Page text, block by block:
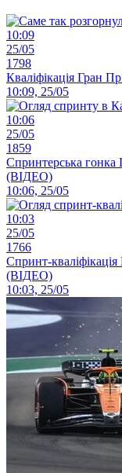
10:09
25/05
1798
Кваліфікація Гран
10:09, 25/05
10:06
25/05
1859
Спринтерська
(ВІДЕО)
10:06, 25/05
10:03
25/05
1766
Спринт-
(ВІДЕО)
10:03, 25/05